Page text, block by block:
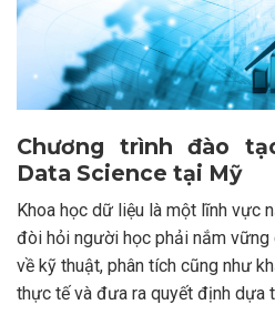
Chương trình đào
Data Science tại Mỹ
Khoa học dữ liệu là một lĩnh vực
đòi hỏi người học phải nắm vững
về kỹ thuật, phân tích cũng như
thực tế và đưa ra quyết định dựa